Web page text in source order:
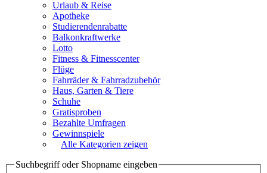
Urlaub & Reise
Apotheke
Studierendenrabatte
Balkonkraftwerke
Lotto
Fitness & Fitnesscenter
Flüge
Fahrräder & Fahrradzubehör
Haus, Garten & Tiere
Schuhe
Gratisproben
Bezahlte Umfragen
Gewinnspiele
Alle Kategorien zeigen
Suchbegriff oder Shopname eingeben